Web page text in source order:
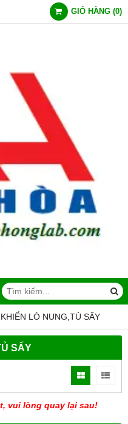
GIỎ HÀNG (0)
LÒ NUNG,TỦ SẤY
SẤY
vui lòng quay lại sau!